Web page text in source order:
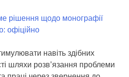
рішення щодо монографії
офіційно
навіть здібних
шляхи розв’язання проблеми